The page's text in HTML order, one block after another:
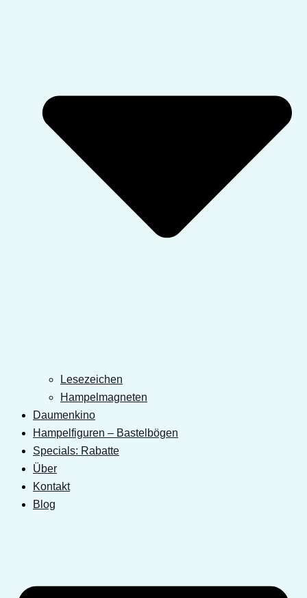
Lesezeichen
Hampelmagneten
Daumenkino
Hampelfiguren – Bastelbögen
Specials: Rabatte
Über
Kontakt
Blog